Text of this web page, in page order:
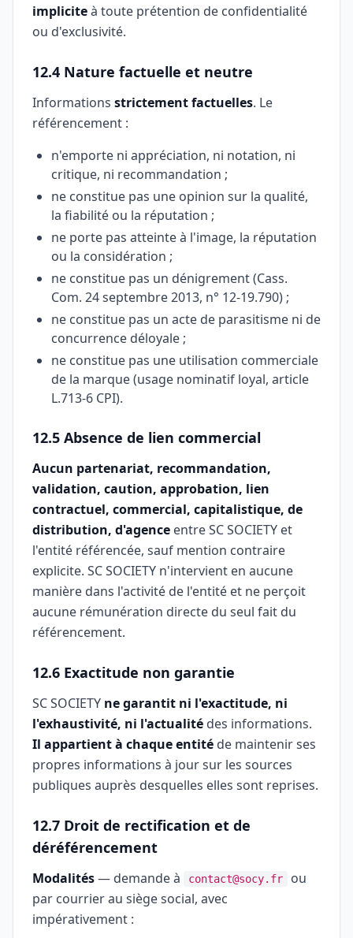
impliciteà toute prétention de confidentialité
ou d'exclusivité.
12.4 Nature factuelle et neutre
Informations strictement factuelles. Le
référencement :
n'emporte ni appréciation, ni notation, ni
critique, ni recommandation ;
ne constitue pas une opinion sur la qualité,
la fiabilité ou la réputation ;
ne porte pas atteinte à l'image, la réputation
ou la considération ;
ne constitue pas un dénigrement (Cass.
Com. 24 septembre 2013, n° 12-19.790) ;
ne constitue pas un acte de parasitisme ni de
concurrence déloyale ;
ne constitue pas une utilisation commerciale
de la marque (usage nominatif loyal, article
L.713-6 CPI).
12.5 Absence de lien commercial
Aucun partenariat, recommandation,
validation, caution, approbation, lien
contractuel, commercial, capitalistique, de
distribution, d'agence entre SC SOCIETY et
l'entité référencée, sauf mention contraire
explicite. SC SOCIETY n'intervient en aucune
manière dans l'activité de l'entité et ne perçoit
aucune rémunération directe du seul fait du
référencement.
12.6 Exactitude non garantie
SC SOCIETY ne garantit ni l'exactitude, ni
l'exhaustivité, ni l'actualité des informations.
Il appartient à chaque entité de maintenir ses
propres informations à jour sur les sources
publiques auprès desquelles elles sont reprises.
12.7 Droit de rectification et de
déréférencement
Modalités— demande à contact@socy.fr
ou
par courrier au siège social, avec
impérativement :